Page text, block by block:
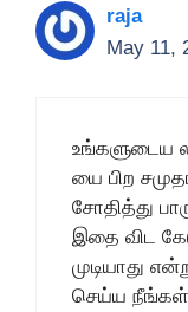
raja
May 11,
உங்களுடைய
யை பிற
சோதித்து
இதை விட
முடியாது
செய்ய நீங்கள்